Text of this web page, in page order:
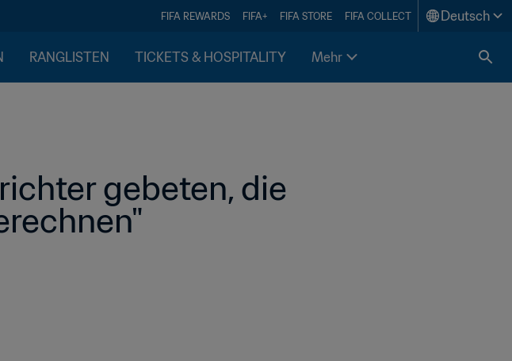
FIFA REWARDS FIFA+ FIFA STORE FIFA COLLECT Deutsch
RANGLISTEN TICKETS & HOSPITALITY Mehr
gebeten, die